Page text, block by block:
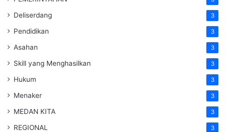
Deliserdang 3
Pendidikan 3
Asahan 3
Skill yang Menghasilkan 3
Hukum 3
Menaker 3
MEDAN KITA 3
REGIONAL 3